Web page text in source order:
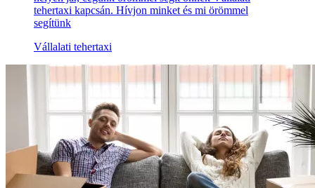
tehertaxi kapcsán. Hívjon minket és mi örömmel
segítünk
Vállalati tehertaxi